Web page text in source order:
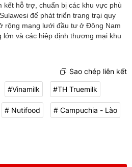
kết hỗ trợ, chuẩn bị các khu vực phù
để phát triển trang trại quy
rộng mạng lưới đầu tư ở Đông Nam
và các hiệp định thương mại khu
Sao chép liên kết
#Vinamilk #TH Truemilk
# Nutifood # Campuchia - Lào